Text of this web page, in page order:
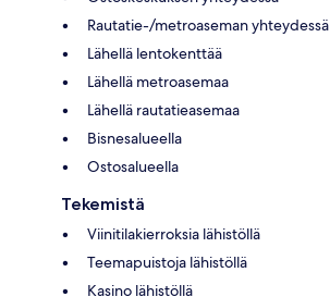
Rautatie-/metroaseman yhteydessä
Lähellä lentokenttää
Lähellä metroasemaa
Lähellä rautatieasemaa
Bisnesalueella
Ostosalueella
Tekemistä
Viinitilakierroksia lähistöllä
Teemapuistoja lähistöllä
Kasino lähistöllä